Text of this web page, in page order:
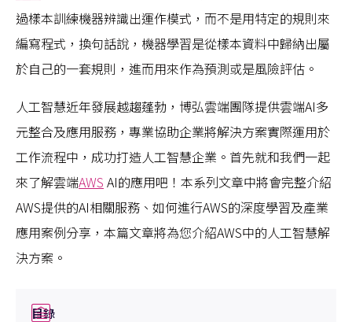
過樣本訓練機器辨識出運作模式，而不是用特定的規則來
編寫程式，換句話說，機器學習是從樣本資料中歸納出屬
於自己的一套規則，進而用來作為預測或是風險評估。
人工智慧近年發展越趨蓬勃，博弘雲端團隊提供雲端AI多
元整合及應用服務，專業協助企業將解決方案實際運用於
工作流程中，成功打造人工智慧企業。首先就和我們一起
來了解雲端AWS AI的應用吧！本系列文章中將會完整介紹
AWS提供的AI相關服務、如何進行AWS的深度學習及產業
應用案例分享，本篇文章將為您介紹AWS中的人工智慧解
決方案。
目錄